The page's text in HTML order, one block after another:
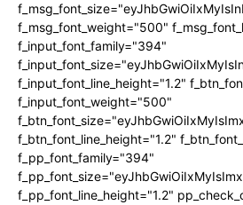
f_msg_font_weight="500"
f_input_font_family="394"
f_input_font_line_height="1.2"
f_input_font_weight="500"
f_btn_font_line_height="1.2"
f_pp_font_family="394"
f_pp_font_line_height="1.2"